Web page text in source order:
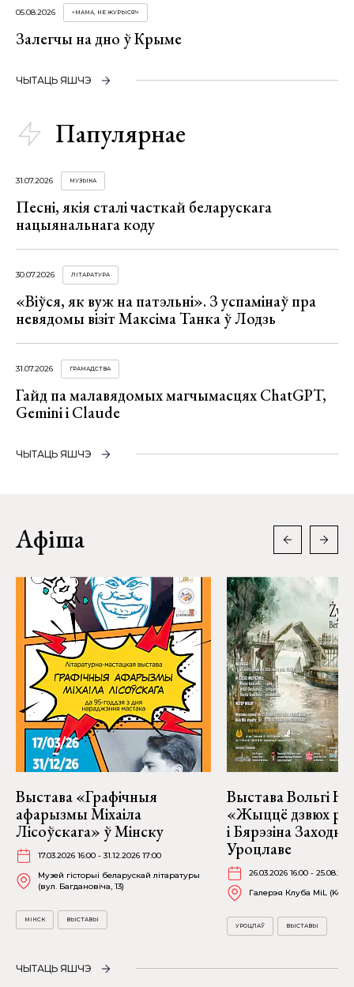
05.08.2026 «МАМА, НЕ ЖУРЫСЯ!»
Залегчы на дно ў Крыме
ЧЫТАЦЬ ЯШЧЭ
Папулярнае
31.07.2026 МУЗЫКА
Песні, якія сталі часткай беларускага
нацыянальнага коду
30.07.2026 ЛІТАРАТУРА
«Віўся, як вуж на патэльні». З успамінаў пра
невядомы візіт Максіма Танка ў Лодзь
31.07.2026 ГРАМАДСТВА
Гайд па малавядомых магчымасцях ChatGPT,
Gemini і Claude
ЧЫТАЦЬ ЯШЧЭ
Афіша
Выстава «Графічныя
афарызмы Міхаіла
Лісоўскага» ў Мінску
17.03.2026 16:00 - 31.12.2026 17:00
Музей гісторыі беларускай літаратуры
(вул. Багдановіча, 13)
МІНСК ВЫСТАВЫ
Выстава Вольгі
«Жыццё дзвюх
і Бярэзіна
Уроцлаве
26.03.2026 16:00 -
Галерэя Клуба MiL
УРОЦЛАЎ ВЫСТАВЫ
ЧЫТАЦЬ ЯШЧЭ